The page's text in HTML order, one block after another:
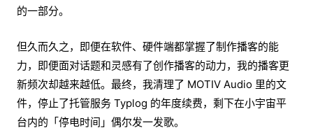
的一部分。
但久而久之，即便在软件、硬件端都掌握了制作播客的能
力，即便面对话题和灵感有了创作播客的动力，我的播客更
新频次却越来越低。最终，我清理了 MOTIV Audio 里的文
件，停止了托管服务 Typlog 的年度续费，剩下在小宇宙平
台内的「停电时间」偶尔发一发歌。